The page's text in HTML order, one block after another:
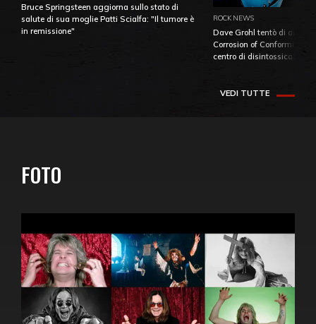
Bruce Springsteen aggiorna sullo stato di
salute di sua moglie Patti Scialfa: "Il tumore è
in remissione"
ROCK NEWS
Dave Grohl tentò di
Corrosion of Conformity
centro di
VEDI TUTTE
FOTO